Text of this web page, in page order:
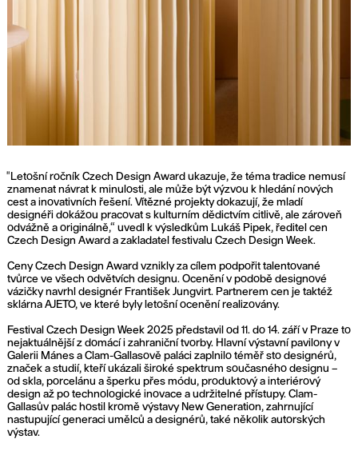
"Letošní ročník Czech Design Award ukazuje, že téma tradice nemusí
znamenat návrat k minulosti, ale může být výzvou k hledání nových
cest a inovativních řešení. Vítězné projekty dokazují, že mladí
designéři dokážou pracovat s kulturním dědictvím citlivě, ale zároveň
odvážně a originálně,“ uvedl k výsledkům Lukáš Pipek, ředitel cen
Czech Design Award a zakladatel festivalu Czech Design Week.
Ceny Czech Design Award vznikly za cílem podpořit talentované
tvůrce ve všech odvětvích designu. Ocenění v podobě designové
vázičky navrhl designér František Jungvirt. Partnerem cen je taktéž
sklárna AJETO, ve které byly letošní ocenění realizovány.
Festival Czech Design Week 2025 představil od 11. do 14. září v Praze to
nejaktuálnější z domácí i zahraniční tvorby. Hlavní výstavní pavilony v
Galerii Mánes a Clam-Gallasově paláci zaplnilo téměř sto designérů,
značek a studií, kteří ukázali široké spektrum současného designu –
od skla, porcelánu a šperku přes módu, produktový a interiérový
design až po technologické inovace a udržitelné přístupy. Clam-
Gallasův palác hostil kromě výstavy New Generation, zahrnující
nastupující generaci umělců a designérů, také několik autorských
výstav.